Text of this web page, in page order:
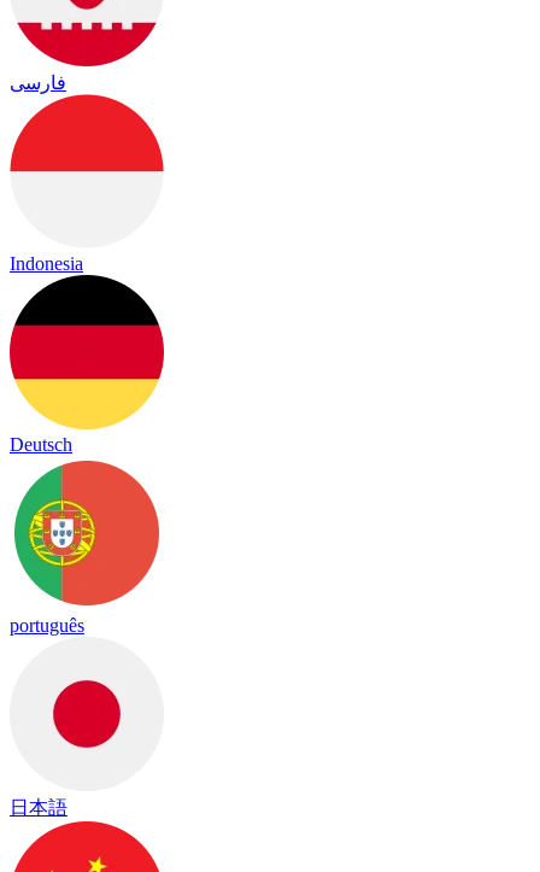
فارسی
Indonesia
Deutsch
português
日本語